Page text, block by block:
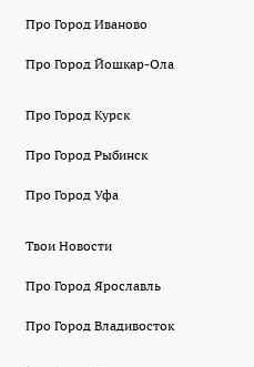
Про Город Иваново
Про Город Йошкар-Ола
Про Город Курск
Про Город Рыбинск
Про Город Уфа
Твои Новости
Про Город Ярославль
Про Город Владивосток